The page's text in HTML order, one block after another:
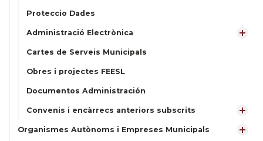
Proteccio Dades
Administració Electrònica
Cartes de Serveis Municipals
Obres i projectes FEESL
Documentos Administración
Convenis i encàrrecs anteriors subscrits
Organismes Autònoms i Empreses Municipals